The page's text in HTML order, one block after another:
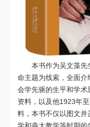
本书作为吴文藻先
命主题为线索，全面介
会学先驱的生平和学
资料，以及他1923年
料，本书不仅以图文